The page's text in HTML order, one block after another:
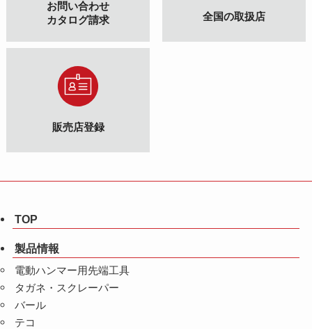
お問い合わせ
カタログ請求
全国の取扱店
販売店登録
TOP
製品情報
電動ハンマー用先端工具
タガネ・スクレーパー
バール
テコ